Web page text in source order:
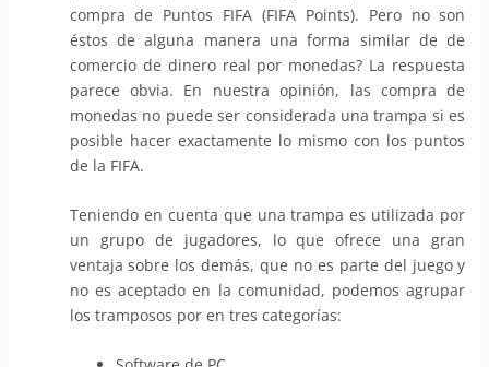
compra de Puntos FIFA (FIFA Points). Pero no son
éstos de alguna manera una forma similar de de
comercio de dinero real por monedas? La respuesta
parece obvia. En nuestra opinión, las compra de
monedas no puede ser considerada una trampa si es
posible hacer exactamente lo mismo con los puntos
de la FIFA.
Teniendo en cuenta que una trampa es utilizada por
un grupo de jugadores, lo que ofrece una gran
ventaja sobre los demás, que no es parte del juego y
no es aceptado en la comunidad, podemos agrupar
los tramposos por en tres categorías: